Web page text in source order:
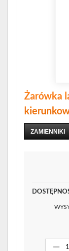
Żarówka
ZAMIENNIKI